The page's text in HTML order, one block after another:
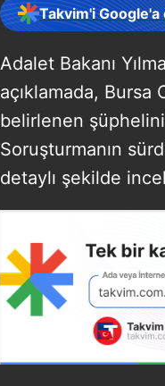
Takvim'i
Adalet Bakanı
açıklamada, Bursa
belirlenen
Soruşturmanın
detaylı şekilde